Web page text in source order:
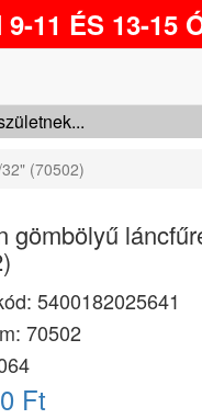
11 ÉS 13-15
(70502)
gömbölyű
5400182025641
70502
Ft